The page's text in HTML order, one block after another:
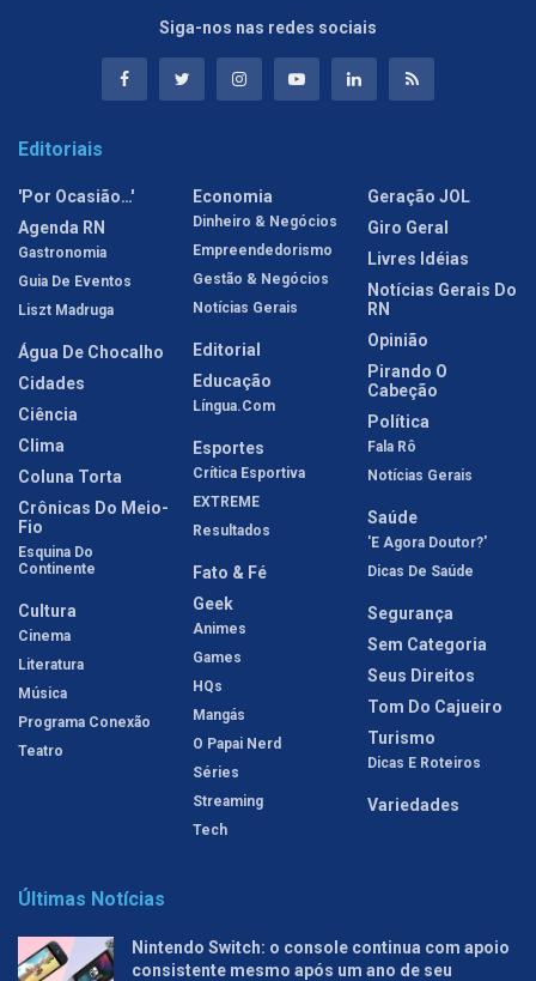
Siga-nos nas redes sociais
Editoriais
'Por Ocasião…'
Agenda RN
Gastronomia
Guia De Eventos
Liszt Madruga
Água De Chocalho
Cidades
Ciência
Clima
Coluna Torta
Crônicas Do Meio-
Fio
Esquina Do
Continente
Cultura
Cinema
Literatura
Música
Programa Conexão
Teatro
Economia
Dinheiro & Negócios
Empreendedorismo
Gestão & Negócios
Notícias Gerais
Editorial
Educação
Língua.com
Esportes
Crítica Esportiva
EXTREME
Resultados
Fato & Fé
Geek
Animes
Games
HQs
Mangás
O Papai Nerd
Séries
Streaming
Tech
Geração JOL
Giro Geral
Livres Idéias
Notícias Gerais Do
RN
Opinião
Pirando O
Cabeção
Política
Fala Rô
Notícias Gerais
Saúde
'E Agora Doutor?'
Dicas De Saúde
Segurança
Sem Categoria
Seus Direitos
Tom Do Cajueiro
Turismo
Dicas E Roteiros
Variedades
Últimas Notícias
Nintendo Switch: o console continua com apoio
consistente mesmo após um ano de seu